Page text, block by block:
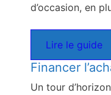
d’occasion, en
Lire le guide
Financer
Un tour